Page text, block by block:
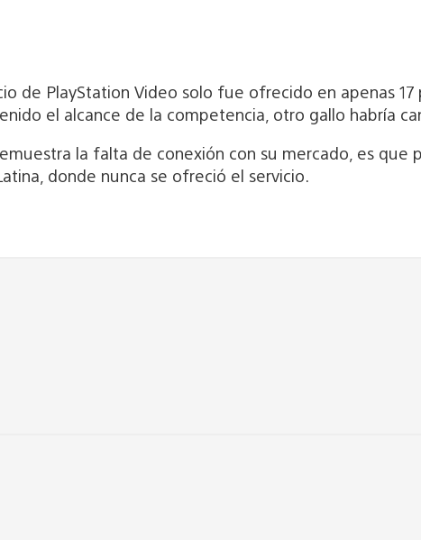
de PlayStation Video solo fue ofrecido en apenas
el alcance de la competencia, otro gallo habría
la falta de conexión con su mercado, es que
donde nunca se ofreció el servicio.